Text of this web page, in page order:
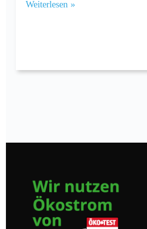
Weiterlesen »